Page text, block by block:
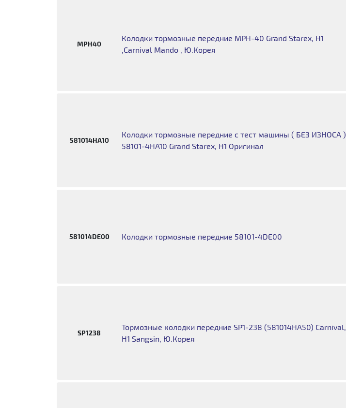
MPH40
Колодки тормозные передние MPH-40 Grand Starex, H1
,Carnival Mando , Ю.Корея
581014HA10
Колодки тормозные передние с тест машины ( БЕЗ ИЗНОСА )
58101-4HA10 Grand Starex, H1 Оригинал
581014DE00 Колодки тормозные передние 58101-4DE00
SP1238
Тормозные колодки передние SP1-238 (581014HA50) Carnival,
H1 Sangsin, Ю.Корея